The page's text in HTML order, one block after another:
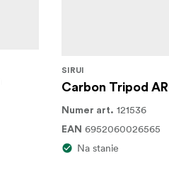
SIRUI
Carbon Tripod
Numer art. 121536
EAN 6952060026565
Na stanie